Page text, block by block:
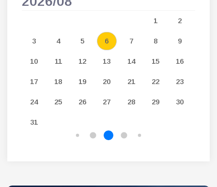
1 2
3 4 5 6 7 8 9
10 11 12 13 14 15 16
17 18 19 20 21 22 23
24 25 26 27 28 29 30
31